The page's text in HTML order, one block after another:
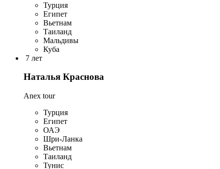
Турция
Египет
Вьетнам
Таиланд
Мальдивы
Куба
7 лет
Наталья Краснова
Anex tour
Турция
Египет
ОАЭ
Шри-Ланка
Вьетнам
Таиланд
Тунис